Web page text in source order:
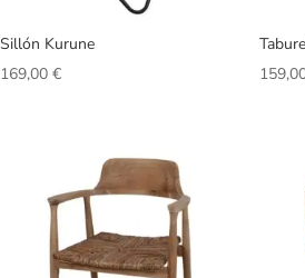
Sillón Kurune
169,00 €